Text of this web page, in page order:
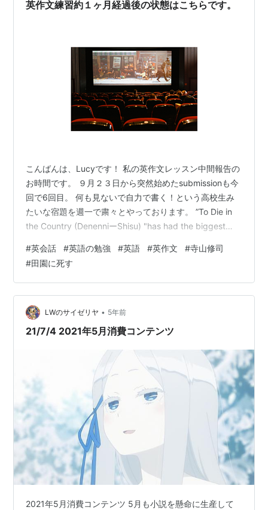
英作文練習約１ヶ月経過後の状態はこちらです。
こんばんは、Lucyです！ 私の英作文レッスン中間報告の
お時間です。 ９月２３日から突然始めたsubmissionも今
回で6回目。 何も見ないで自力で書く！という高校生み
たいな宿題を週一で粛々とやっております。 ”To Die in
the Country (DenenniーShisu) "has had the biggest
director is Shuji Terayama.He was a very famouse
writer,Japanese poet,Playwrite,theatr…
#英会話 #英語の勉強 #英語 #英作文 #寺山修司
#田園に死す
LWのサイゼリヤ • 5年前
21/7/4 2021年5月消費コンテンツ
2021年5月消費コンテンツ 5月も小説を懸命に生産して